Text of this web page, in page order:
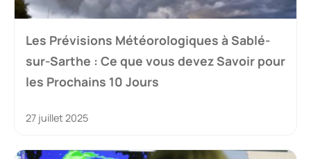
Les Prévisions Météorologiques à Sablé-
sur-Sarthe : Ce que vous devez Savoir pour
les Prochains 10 Jours
27 juillet 2025